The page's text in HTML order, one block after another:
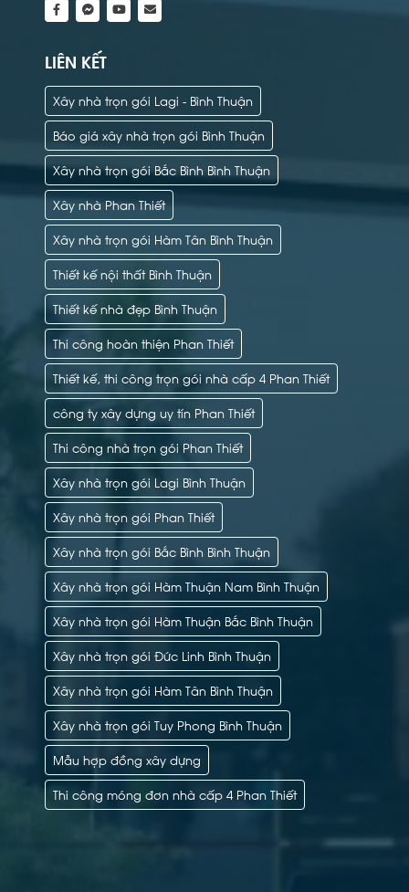
LIÊN KẾT
Xây nhà trọn gói Lagi - Bình Thuận
Báo giá xây nhà trọn gói Bình Thuận
Xây nhà trọn gói Bắc Bình Bình Thuận
Xây nhà Phan Thiết
Xây nhà trọn gói Hàm Tân Bình Thuận
Thiết kế nội thất Bình Thuận
Thiết kế nhà đẹp Bình Thuận
Thi công hoàn thiện Phan Thiết
Thiết kế, thi công trọn gói nhà cấp 4 Phan Thiết
công ty xây dựng uy tín Phan Thiết
Thi công nhà trọn gói Phan Thiết
Xây nhà trọn gói Lagi Bình Thuận
Xây nhà trọn gói Phan Thiết
Xây nhà trọn gói Bắc Bình Bình Thuận
Xây nhà trọn gói Hàm Thuận Nam Bình Thuận
Xây nhà trọn gói Hàm Thuận Bắc Bình Thuận
Xây nhà trọn gói Đức Linh Bình Thuận
Xây nhà trọn gói Hàm Tân Bình Thuận
Xây nhà trọn gói Tuy Phong Bình Thuận
Mẫu hợp đồng xây dựng
Thi công móng đơn nhà cấp 4 Phan Thiết